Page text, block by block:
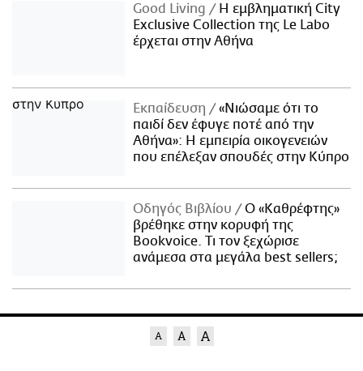
Good Living
Η εμβληματική City
Exclusive Collection της Le Labo
έρχεται στην Αθήνα
Εκπαίδευση
«Νιώσαμε ότι το
παιδί δεν έφυγε ποτέ από την
Αθήνα»: Η εμπειρία οικογενειών
που επέλεξαν σπουδές στην Κύπρο
Οδηγός Βιβλίου
Ο «Καθρέφτης»
βρέθηκε στην κορυφή της
Bookvoice. Τι τον ξεχώρισε
ανάμεσα στα μεγάλα best sellers;